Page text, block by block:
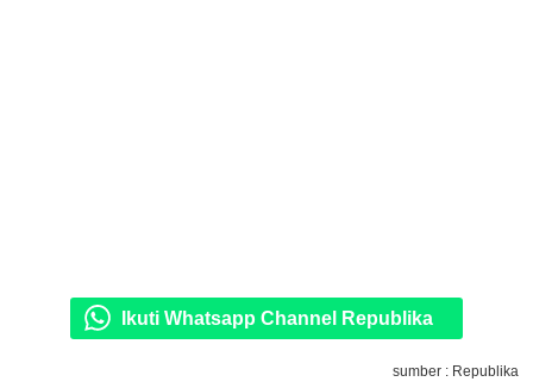
Ikuti Whatsapp Channel Republika
sumber : Republika